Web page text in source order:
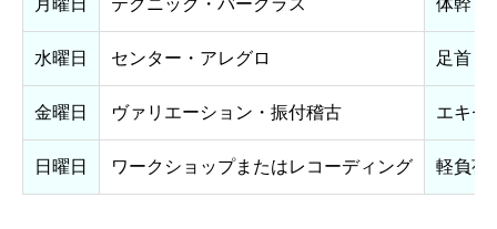
月曜日 テクニック・バークラス 体幹 +
水曜日 センター・アレグロ 足首・
金曜日 ヴァリエーション・振付稽古 エキセ
日曜日 ワークショップまたはレコーディング 軽負荷